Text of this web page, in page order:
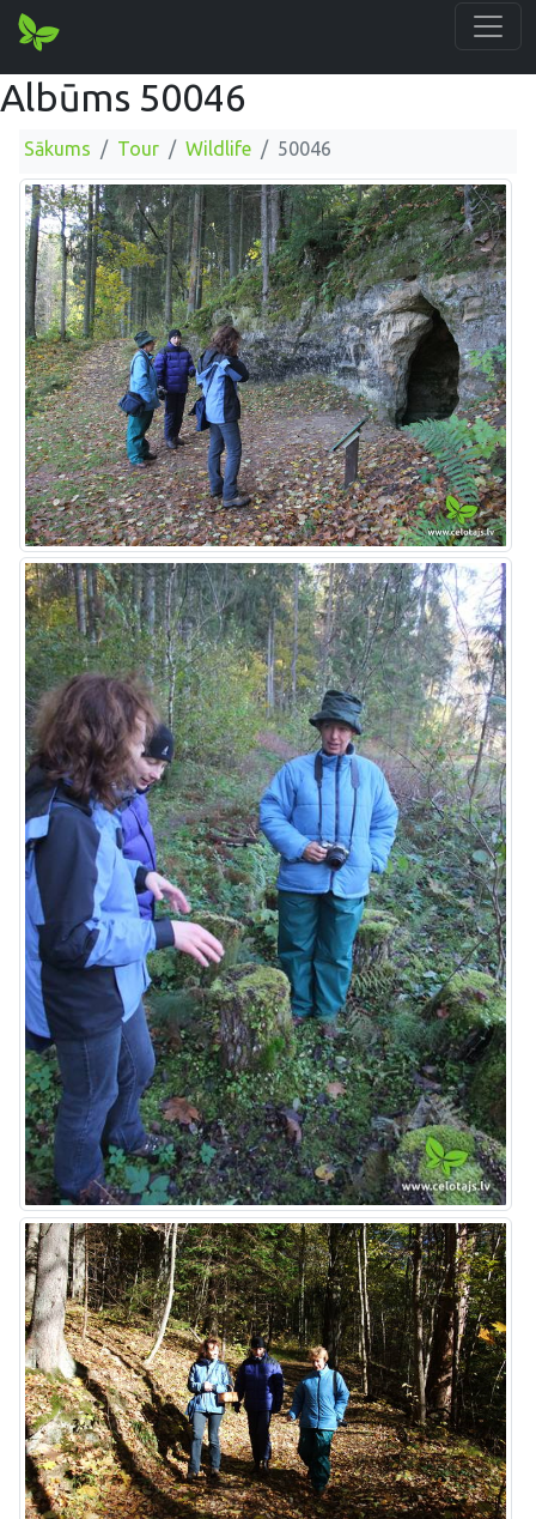
Albūms 50046
Sākums Tour Wildlife 50046